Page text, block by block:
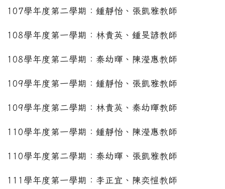
107學年度第二學期：鍾靜怡、張凱雅教師
108學年度第一學期：林貴英、鍾旻諺教師
108學年度第二學期：秦幼暉、陳瀅惠教師
109學年度第一學期：鍾靜怡、張凱雅教師
109學年度第二學期：林貴英、秦幼暉教師
110學年度第一學期：鍾靜怡、陳瀅惠教師
110學年度第二學期：秦幼暉、張凱雅教師
111學年度第一學期：李正宜、陳奕愷教師